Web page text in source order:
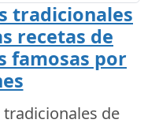
tradicionales
recetas de
famosas por
de